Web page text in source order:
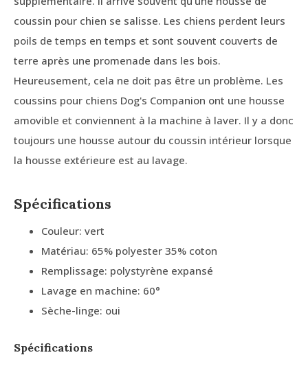
coussin pour chien se salisse. Les chiens perdent leurs
poils de temps en temps et sont souvent couverts de
terre après une promenade dans les bois.
Heureusement, cela ne doit pas être un problème. Les
coussins pour chiens Dog's Companion ont une housse
amovible et conviennent à la machine à laver. Il y a donc
toujours une housse autour du coussin intérieur lorsque
la housse extérieure est au lavage.
Spécifications
Couleur: vert
Matériau: 65% polyester 35% coton
Remplissage: polystyrène expansé
Lavage en machine: 60°
Sèche-linge: oui
Spécifications